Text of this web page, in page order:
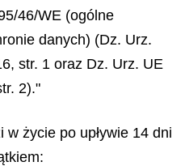
46/WE (ogólne
danych) (Dz. Urz.
str. 1 oraz Dz. Urz. UE
2)."
życie po upływie 14 dni